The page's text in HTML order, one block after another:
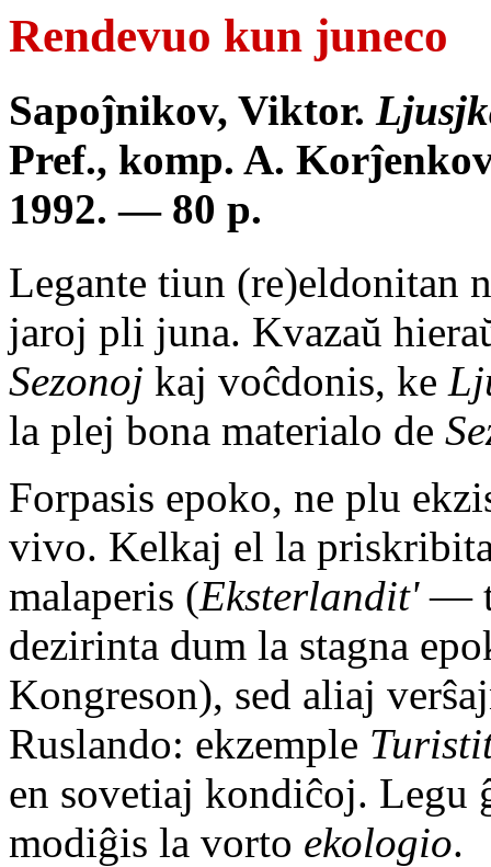
Rendevuo kun juneco
Sapoĵnikov, Viktor.
Pref., komp. A.
1992. — 80 p.
Legante tiun (re)eldonitan
jaroj pli juna. Kvazaŭ
Sezonoj kaj voĉdonis, ke
la plej bona materialo de
Forpasis epoko, ne plu
vivo. Kelkaj el la
malaperis (Eksterlandit'—
dezirinta dum la stagna
Kongreson), sed aliaj
Ruslando: ekzemple
en sovetiaj kondiĉoj.
modiĝis la vorto ekologio.